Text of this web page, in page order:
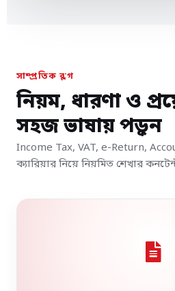
সাম্প্রতিক ব্লগ
নিয়ম, ধারণা ও
সহজ ভাষায় পড়ুন
Income Tax, VAT, e-Return,
ক্যারিয়ার নিয়ে নিয়মিত শেখার
